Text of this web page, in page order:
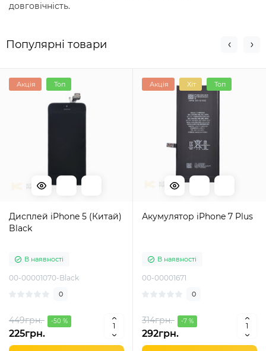
довговічність.
Популярні товари
Акція Топ
Дисплей iPhone 5 (Китай)
Black
В наявності
00-00001070-Black
0
449грн. -50 %
225грн.
Акція Хіт Топ
Акумулятор iPhone 7 Plus
В наявності
00-00001671
0
314грн. -7 %
292грн.